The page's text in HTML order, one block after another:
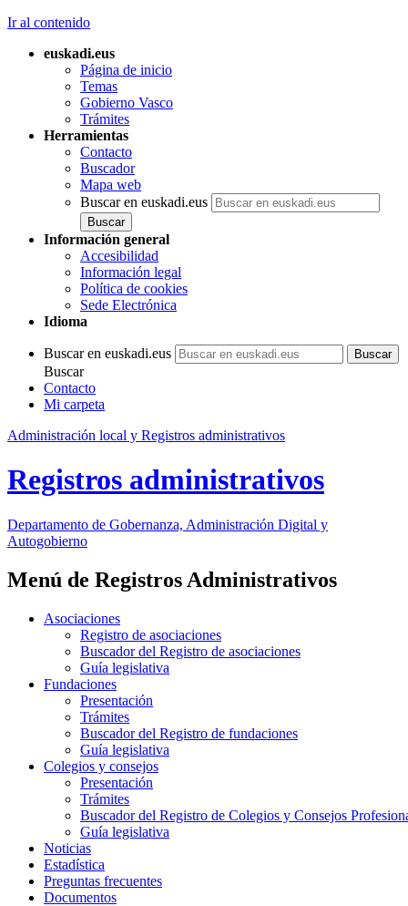
Ir al contenido
euskadi.eus
Página de inicio
Temas
Gobierno Vasco
Trámites
Herramientas
Contacto
Buscador
Mapa web
Buscar en euskadi.eus
Información general
Accesibilidad
Información legal
Política de cookies
Sede Electrónica
Idioma
Buscar en euskadi.eus
Buscar
Contacto
Mi carpeta
Administración local y Registros administrativos
Registros administrativos
Departamento de Gobernanza, Administración Digital y
Autogobierno
Menú de Registros Administrativos
Asociaciones
Registro de asociaciones
Buscador del Registro de asociaciones
Guía legislativa
Fundaciones
Presentación
Trámites
Buscador del Registro de fundaciones
Guía legislativa
Colegios y consejos
Presentación
Trámites
Buscador del Registro de Colegios y Consejos
Guía legislativa
Noticias
Estadística
Preguntas frecuentes
Documentos